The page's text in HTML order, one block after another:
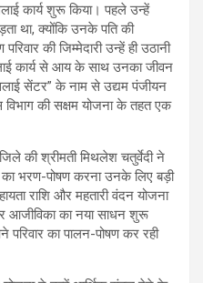
कार्य शुरू किया। पहले उन्हें
था, क्योंकि उनके पति की
की जिम्मेदारी उन्हें ही उठानी
कार्य से आय के साथ उनका जीवन
सेंटर” के नाम से उद्यम पंजीयन
विभाग की सक्षम योजना के तहत एक
की श्रीमती मिथलेश चतुर्वेदी ने
का भरण-पोषण करना उनके लिए बड़ी
राशि और महतारी वंदन योजना
आजीविका का नया साधन शुरू
का पालन-पोषण कर रही